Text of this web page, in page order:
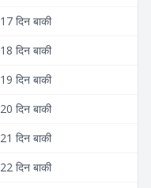
17 दिन बाकी
18 दिन बाकी
19 दिन बाकी
20 दिन बाकी
21 दिन बाकी
22 दिन बाकी